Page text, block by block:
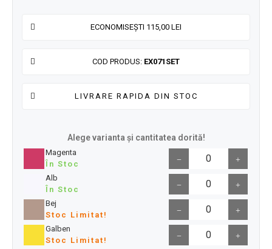
ECONOMISEȘTI 115,00 LEI
COD PRODUS: EX071SET
LIVRARE RAPIDA DIN STOC
Alege varianta și cantitatea dorită!
Magenta
În Stoc
Alb
În Stoc
Bej
Stoc Limitat!
Galben
Stoc Limitat!